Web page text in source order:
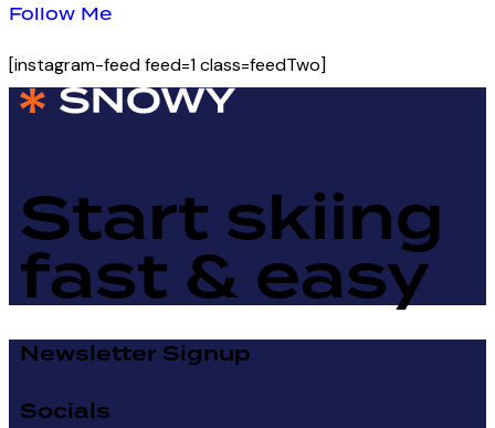
Follow Me
[instagram-feed feed=1 class=feedTwo]
Start skiing
fast & easy
Newsletter Signup
Socials